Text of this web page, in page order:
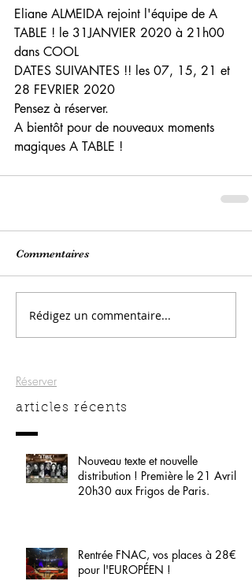
Eliane ALMEIDA rejoint l'équipe de A
TABLE ! le 31JANVIER 2020 à 21h00
dans COOL
DATES SUIVANTES !! les 07, 15, 21 et
28 FEVRIER 2020
Pensez à réserver.
A bientôt pour de nouveaux moments
magiques A TABLE !
Commentaires
Rédigez un commentaire...
Réserver
articles récents
Nouveau texte et nouvelle
distribution ! Première le 21 Avril
20h30 aux Frigos de Paris.
Rentrée FNAC, vos places à 28€
pour l'EUROPÉEN !